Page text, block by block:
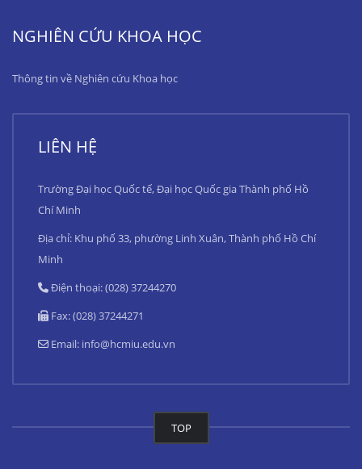
NGHIÊN CỨU KHOA HỌC
Thông tin về Nghiên cứu Khoa học
LIÊN HỆ
Trường Đại học Quốc tế, Đại học Quốc gia Thành phố Hồ
Chí Minh
Địa chỉ: Khu phố 33, phường Linh Xuân, Thành phố Hồ Chí
Minh
Điện thoại: (028) 37244270
Fax: (028) 37244271
Email: info@hcmiu.edu.vn
TOP